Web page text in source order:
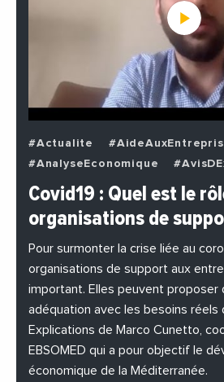
#Actualite
#AnalyseEconomique
#BuzzNews
#Decideurs
#EchangesMediterraneens
#EnDirectDe
#Entreprises
#PhotosEtVideos
Covid19 : Quel est le
organisations de
Pour surmonter la crise liée au
organisations de support aux
important. Elles peuvent proposer
adéquation avec les besoins réels
Explications de Marco Cunetto,
EBSOMED qui a pour objectif le
économique de la Méditerranée.